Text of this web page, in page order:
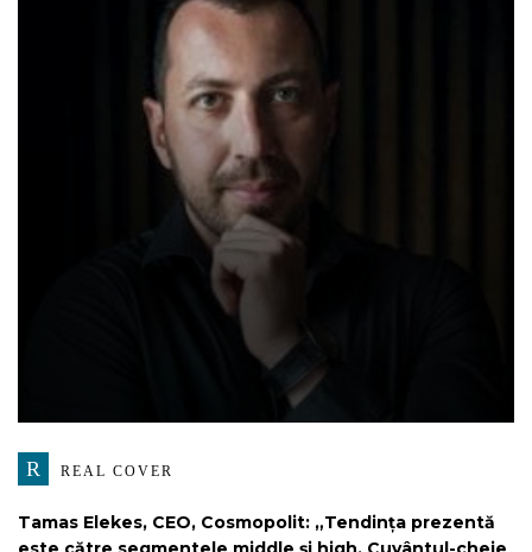
R REAL COVER
Tamas Elekes, CEO, Cosmopolit: „Tendința prezentă